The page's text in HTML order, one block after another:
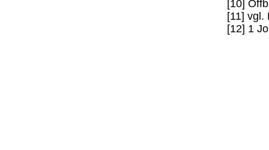
[10]
[11] vgl.
[12] 1